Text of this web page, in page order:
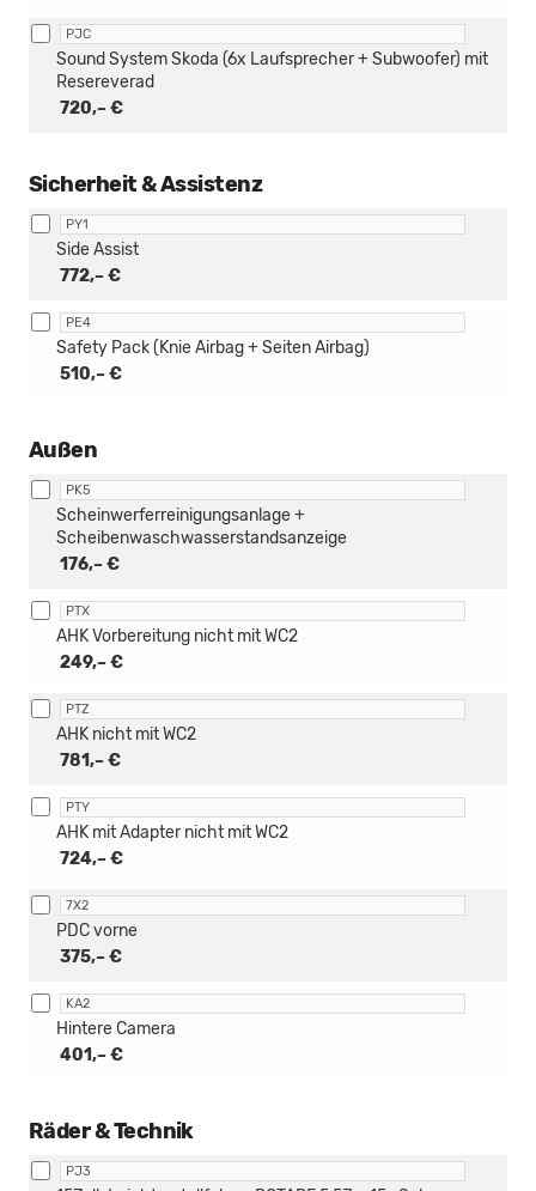
PJC
720,– €
Sound System Skoda (6x Laufsprecher + Subwoofer) mit
Resereverad
Sicherheit & Assistenz
PY1
772,– €
Side Assist
PE4
510,– €
Safety Pack (Knie Airbag + Seiten Airbag)
Außen
PK5
176,– €
Scheinwerferreinigungsanlage +
Scheibenwaschwasserstandsanzeige
PTX
249,– €
AHK Vorbereitung nicht mit WC2
PTZ
781,– €
AHK nicht mit WC2
PTY
724,– €
AHK mit Adapter nicht mit WC2
7X2
375,– €
PDC vorne
KA2
401,– €
Hintere Camera
Räder & Technik
PJ3